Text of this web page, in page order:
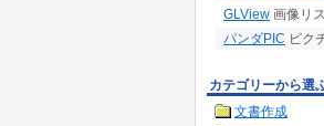
GLView 画像リ
パンダPIC ピク
カテゴリーから選
文書作成